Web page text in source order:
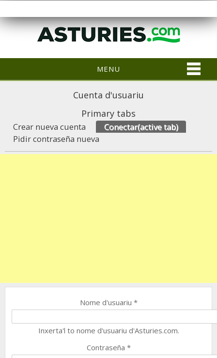
MENU
Cuenta d'usuariu
Primary tabs
Crear nueva cuenta Conectar(active tab)
Pidir contraseña nueva
Nome d'usuariu *
Inxerta'l to nome d'usuariu d'Asturies.com.
Contraseña *